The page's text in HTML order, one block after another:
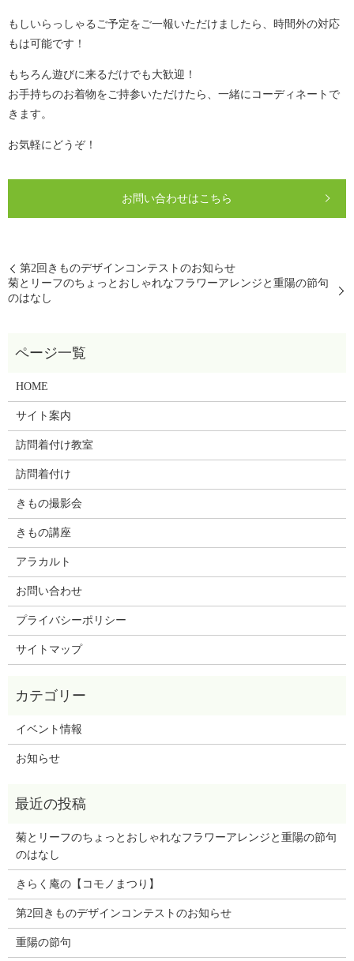
もしいらっしゃるご予定をご一報いただけましたら、時間外の対応
もは可能です！
もちろん遊びに来るだけでも大歓迎！
お手持ちのお着物をご持参いただけたら、一緒にコーディネートで
きます。
お気軽にどうぞ！
お問い合わせはこちら
第2回きものデザインコンテストのお知らせ
菊とリーフのちょっとおしゃれなフラワーアレンジと 重陽の節句
のはなし
HOME
サイト案内
訪問着付け教室
訪問着付け
きもの撮影会
きもの講座
アラカルト
お問い合わせ
プライバシーポリシー
サイトマップ
イベント情報
お知らせ
菊とリーフのちょっとおしゃれなフラワーアレンジと 重陽の節句
のはなし
きらく庵の【コモノまつり】
第2回きものデザインコンテストのお知らせ
重陽の節句